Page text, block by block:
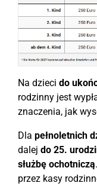
Na dzieci do
rodzinny jest
znaczenia, jak
Dla pełnoletnich
dalej do 25.
służbę ochotniczą
przez kasy